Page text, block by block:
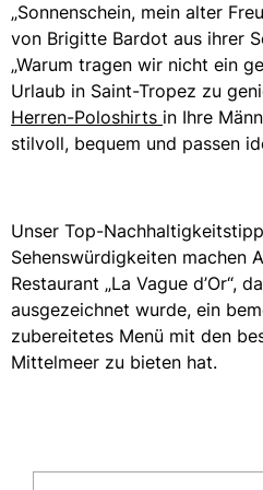
„Sonnenschein, mein alter
von Brigitte Bardot aus ihrer
„Warum tragen wir nicht ein
Urlaub in Saint-Tropez zu
Herren-Poloshirts in Ihre
stilvoll, bequem und passen
Unser Top-
Sehenswürdigkeiten machen
Restaurant „La Vague d’Or“,
ausgezeichnet wurde, ein
zubereitetes Menü mit den
Mittelmeer zu bieten hat.